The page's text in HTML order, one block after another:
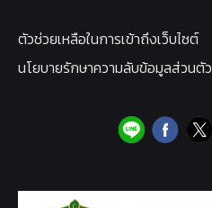
ตัวช่วยเหลือในการเข้าถึงเว็บไซต์
นโยบายรักษาความลับข้อมูลส่วนตัว